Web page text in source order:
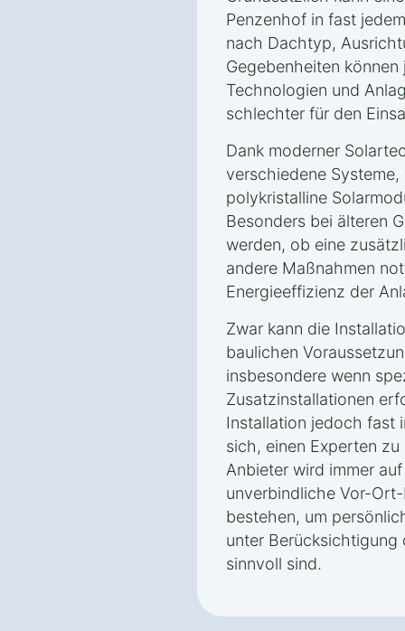
Penzenhof in fast
nach Dachtyp,
Gegebenheiten
Technologien und
schlechter für den
Dank moderner
verschiedene
polykristalline
Besonders bei älteren
werden, ob eine
andere Maßnahmen
Energieeffizienz der
Zwar kann die
baulichen
insbesondere wenn
Zusatzinstallationen
Installation jedoch fast
sich, einen Experten
Anbieter wird immer
unverbindliche Vor-
bestehen, um
unter Berücksichtigung
sinnvoll sind.